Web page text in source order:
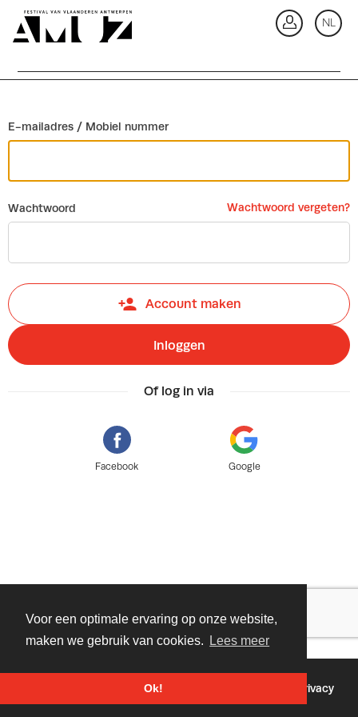
Voor een optimale ervaring op onze website,
maken we gebruik van cookies.
Lees meer
Ok!
NL
E-mailadres / Mobiel nummer
Wachtwoord Wachtwoord vergeten?
Account maken
Inloggen
Of log in via
Facebook Google
Tixly Privacy